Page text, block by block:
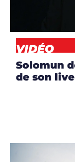
VIDÉO
Solomun
de son